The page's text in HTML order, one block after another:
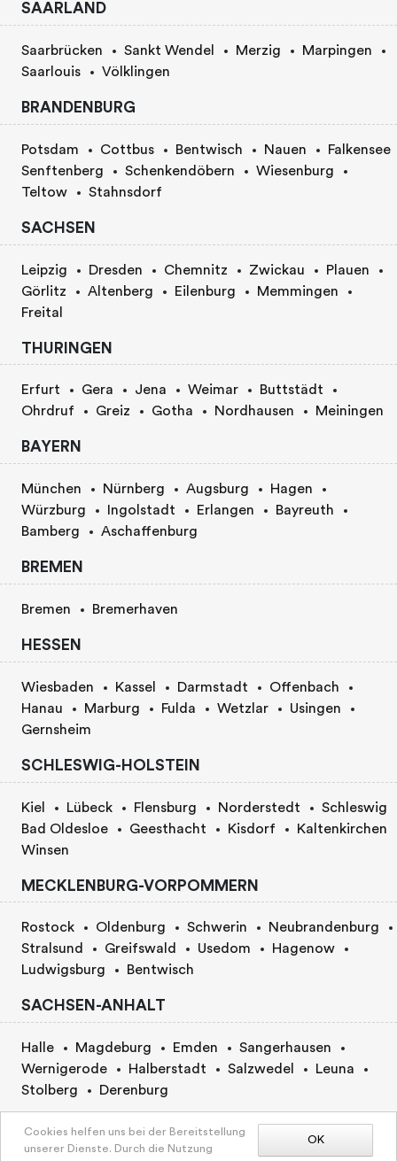
KARTE
SAARLAND
Saarbrücken Sankt Wendel Merzig
Marpingen
Saarlouis
Völklingen
BRANDENBURG
Potsdam Cottbus Bentwisch Nauen
Falkensee
Senftenberg
Schenkendöbern
Wiesenburg
Teltow
Stahnsdorf
SACHSEN
Leipzig Dresden Chemnitz Zwickau
Plauen
Görlitz
Altenberg Eilenburg
Memmingen
Freital
THURINGEN
Erfurt Gera Jena Weimar
Buttstädt
Ohrdruf
Greiz Gotha Nordhausen Meiningen
BAYERN
München Nürnberg Augsburg
Hagen
Würzburg
Ingolstadt Erlangen
Bayreuth
Bamberg
Aschaffenburg
BREMEN
Bremen Bremerhaven
HESSEN
Wiesbaden Kassel Darmstadt
Offenbach
Hanau
Marburg Fulda Wetzlar
Usingen
Gernsheim
SCHLESWIG-HOLSTEIN
Kiel Lübeck Flensburg Norderstedt
Schleswig
Bad Oldesloe
Geesthacht Kisdorf
Kaltenkirchen
Winsen
MECKLENBURG-VORPOMMERN
Rostock Oldenburg Schwerin
Neubrandenburg
Stralsund
Greifswald Usedom
Hagenow
Ludwigsburg
Bentwisch
SACHSEN-ANHALT
Halle Magdeburg Emden
Sangerhausen
Wernigerode
Halberstadt Salzwedel
Leuna
Stolberg
Derenburg
BERLIN
OK
Cookies helfen uns bei der Bereitstellung
unserer Dienste. Durch die Nutzung